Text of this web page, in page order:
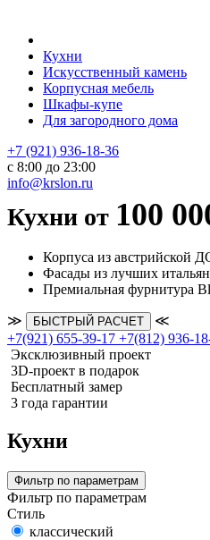
Кухни
Искусственный камень
Корпусная мебель
Шкафы-купе
Для загородного дома
+7 (921) 936-18-36
с 8:00 до 23:00
info@krslon.ru
Кухни от 100
Корпуса из австрийской
Фасады из лучших
Премиальная фурнитура
≫ БЫСТРЫЙ РАСЧЕТ
≪
+7(921) 655-39-17 +7(812) 936-
Эксклюзивный проект
3D-проект в подарок
Бесплатный замер
3 года гарантии
Кухни
Фильтр по параметрам
Фильтр по параметрам
Стиль
классический